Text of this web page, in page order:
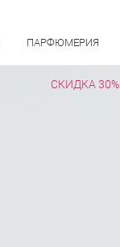
ПАРФЮМЕРИЯ
СКИДКА 30%